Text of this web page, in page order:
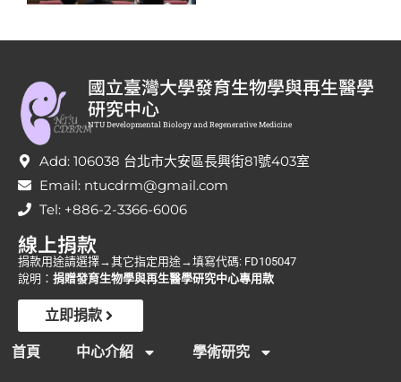
國立臺灣大學發育生物學與再生醫學
研究中心
NTU Developmental Biology and Regenerative Medicine
Add: 106038 台北市大安區長興街81號403室
Email: ntucdrm@gmail.com
Tel: +886-2-3366-6006
線上捐款
捐款用途請選擇→其它指定用途→填寫代碼: FD105047
說明： 捐贈發育生物學與再生醫學研究中心專用款
立即捐款
首頁 中心介紹 學術研究